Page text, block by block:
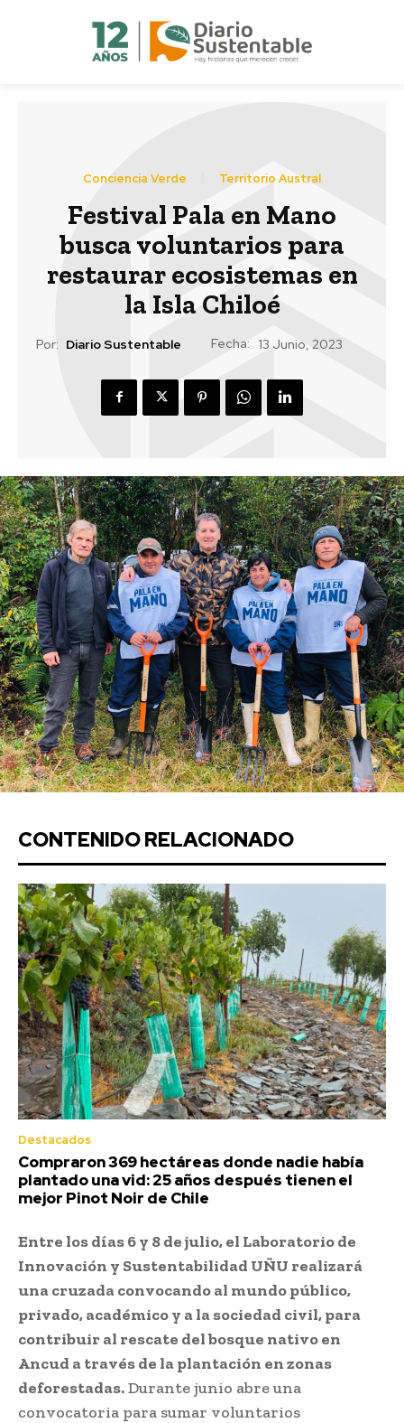
Conciencia Verde Territorio Austral
Festival Pala en Mano
busca voluntarios para
restaurar ecosistemas en
la Isla Chiloé
Por: Diario Sustentable Fecha: 13 Junio, 2023
CONTENIDO RELACIONADO
Destacados
Compraron 369 hectáreas donde nadie había
plantado una vid: 25 años después tienen el
mejor Pinot Noir de Chile
Entre los días 6 y 8 de julio, el Laboratorio de
Innovación y Sustentabilidad UÑU realizará
una cruzada convocando al mundo público,
privado, académico y a la sociedad civil, para
contribuir al rescate del bosque nativo en
Ancud a través de la plantación en zonas
deforestadas.Durante junio abre una
convocatoria para sumar voluntarios